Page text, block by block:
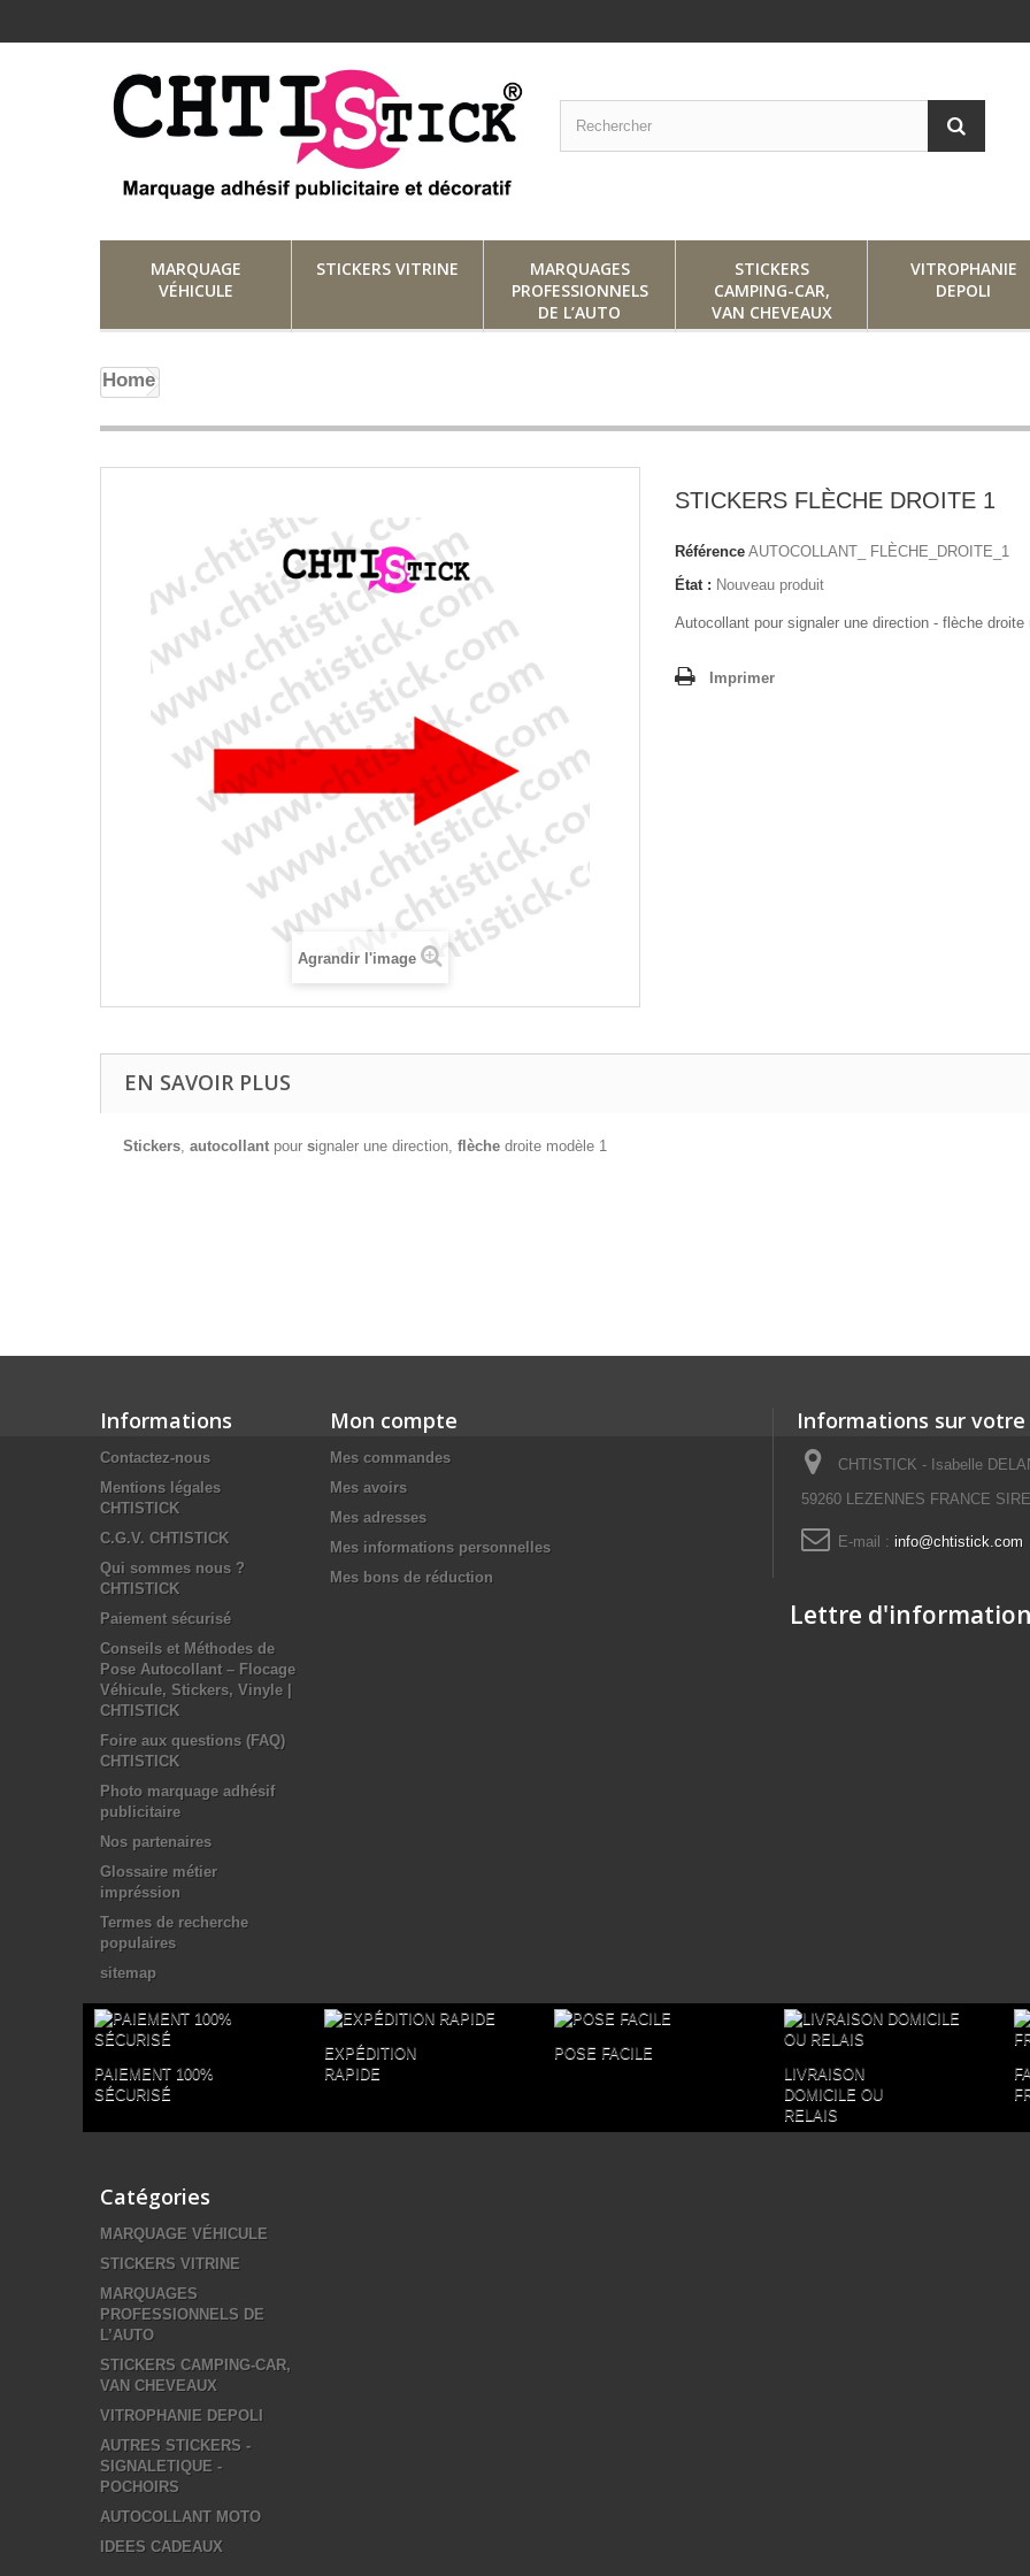
MARQUAGE
VÉHICULE
STICKERS VITRINE
MARQUAGES
PROFESSIONNELS
DE L’AUTO
STICKERS
CAMPING-CAR,
VAN CHEVEAUX
VITROPHANIE
DEPOLI
Home
Agrandir l'image
STICKERS FLÈCHE DROITE 1
Référence AUTOCOLLANT_ FLÈCHE_DROITE_1
État : Nouveau produit
Autocollant pour signaler une direction - flèche droite
Imprimer
EN SAVOIR PLUS
Stickers, autocollant pour signaler une direction, flèche droite modèle 1
Informations
Contactez-nous
Mentions légales
CHTISTICK
C.G.V. CHTISTICK
Qui sommes nous ?
CHTISTICK
Paiement sécurisé
Conseils et Méthodes de
Pose Autocollant – Flocage
Véhicule, Stickers, Vinyle |
CHTISTICK
Foire aux questions (FAQ)
CHTISTICK
Photo marquage adhésif
publicitaire
Nos partenaires
Glossaire métier
impréssion
Termes de recherche
populaires
sitemap
Mon compte
Mes commandes
Mes avoirs
Mes adresses
Mes informations personnelles
Mes bons de réduction
Informations sur
CHTISTICK - Isabelle
59260 LEZENNES FRANCE
E-mail : info@chtistick.com
Lettre
PAIEMENT 100%
SÉCURISÉ
EXPÉDITION
RAPIDE
POSE FACILE
LIVRAISON
DOMICILE OU
RELAIS
Catégories
MARQUAGE VÉHICULE
STICKERS VITRINE
MARQUAGES
PROFESSIONNELS DE
L’AUTO
STICKERS CAMPING-CAR,
VAN CHEVEAUX
VITROPHANIE DEPOLI
AUTRES STICKERS -
SIGNALETIQUE -
POCHOIRS
AUTOCOLLANT MOTO
IDEES CADEAUX